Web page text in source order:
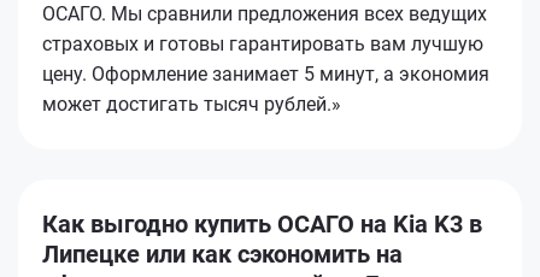
ОСАГО. Мы сравнили предложения всех ведущих
страховых и готовы гарантировать вам лучшую
цену. Оформление занимает 5 минут, а экономия
может достигать тысяч рублей.»
Как выгодно купить ОСАГО на Kia K3 в
Липецке или как сэкономить на